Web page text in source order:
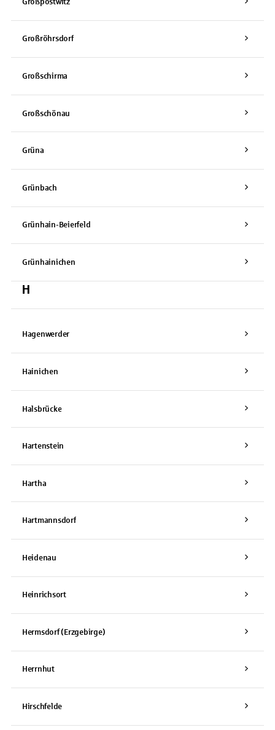
Großpostwitz
Großröhrsdorf
Großschirma
Großschönau
Grüna
Grünbach
Grünhain-Beierfeld
Grünhainichen
H
Hagenwerder
Hainichen
Halsbrücke
Hartenstein
Hartha
Hartmannsdorf
Heidenau
Heinrichsort
Hermsdorf (Erzgebirge)
Herrnhut
Hirschfelde